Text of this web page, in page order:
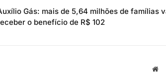
Gás: mais de 5,64 milhões de famílias
o benefício de R$ 102